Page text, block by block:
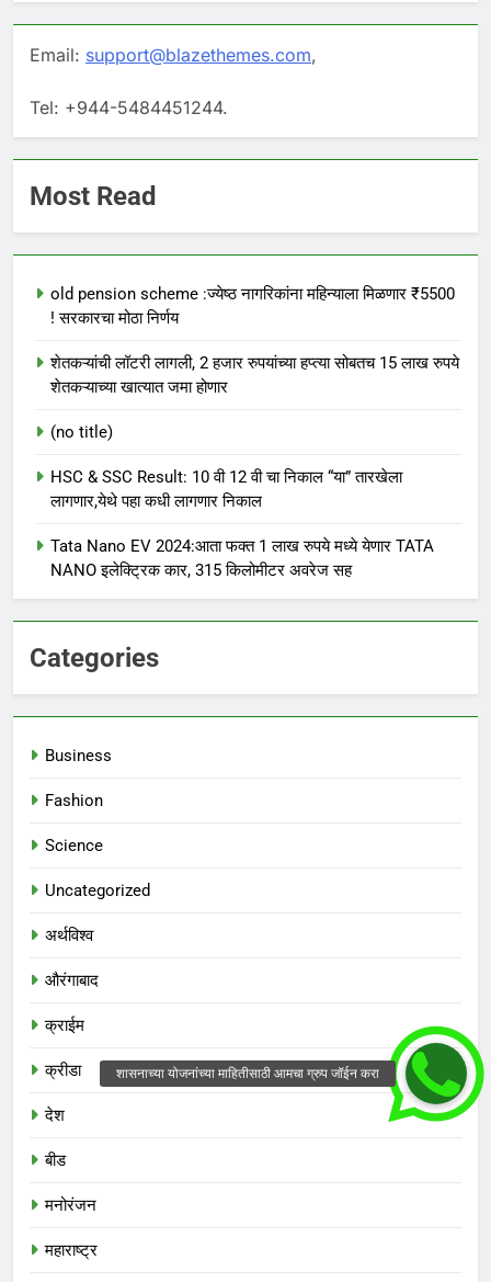
Email: support@blazethemes.com,
Tel: +944-5484451244.
Most Read
old pension scheme :ज्येष्ठ नागरिकांना महिन्याला मिळणार ₹5500
! सरकारचा मोठा निर्णय
शेतकऱ्यांची लॉटरी लागली, 2 हजार रुपयांच्या हप्त्या सोबतच 15 लाख रुपये
शेतकऱ्याच्या खात्यात जमा होणार
(no title)
HSC & SSC Result: 10 वी 12 वी चा निकाल “या” तारखेला
लागणार,येथे पहा कधी लागणार निकाल
Tata Nano EV 2024:आता फक्त 1 लाख रुपये मध्ये येणार TATA
NANO इलेक्ट्रिक कार, 315 किलोमीटर अवरेज सह
Categories
Business
Fashion
Science
Uncategorized
अर्थविश्व
औरंगाबाद
क्राईम
क्रीडा
देश
बीड
मनोरंजन
महाराष्ट्र